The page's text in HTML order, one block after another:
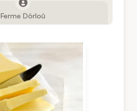
Ferme Dôrloû